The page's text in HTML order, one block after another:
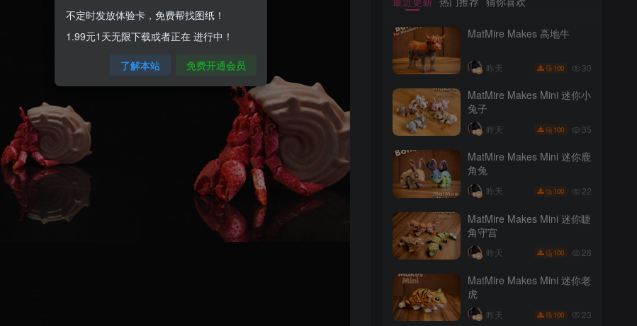
MatMire Makes 高地牛
昨天 100 30
MatMire Makes Mini 迷你小
兔子
昨天 100 35
MatMire Makes Mini 迷你鹿
角兔
昨天 100 22
MatMire Makes Mini 迷你睫
角守宫
昨天 100 28
MatMire Makes Mini 迷你老
虎
昨天 100 23
最近更新 热门推荐 猜你喜欢
昨天
兔子
昨天
角兔
不定时发放体验卡，免费帮找图纸！
1.99元1天无限下载或者正在 进行中！
了解本站 免费开通会员